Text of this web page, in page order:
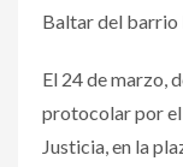
Baltar del barrio
El 24 de marzo,
protocolar por el
Justicia, en la